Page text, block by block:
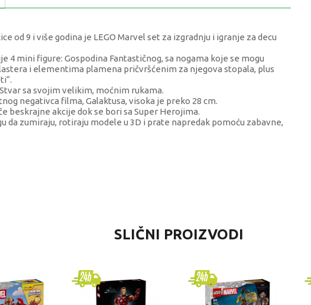
od 9 i više godina je LEGO Marvel set za izgradnju i igranje za decu
4 mini figure: Gospodina Fantastičnog, sa nogama koje se mogu
i elementima plamena pričvršćenim za njegova stopala, plus
sa svojim velikim, moćnim rukama.
negativca filma, Galaktusa, visoka je preko 28 cm.
beskrajne akcije dok se bori sa Super Herojima.
da zumiraju, rotiraju modele u 3D i prate napredak pomoću zabavne,
LEGO® Marvel Super Hero ™
dečaci
SLIČNI PROIZVODI